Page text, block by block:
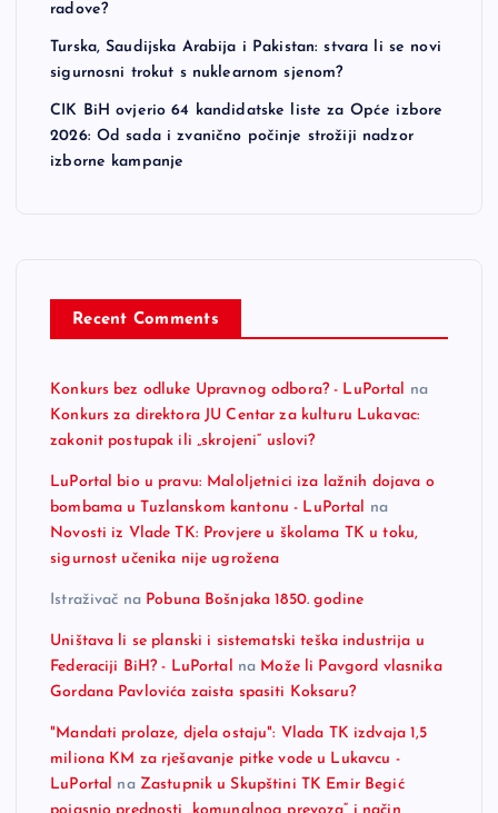
radove?
Turska, Saudijska Arabija i Pakistan: stvara li se novi
sigurnosni trokut s nuklearnom sjenom?
CIK BiH ovjerio 64 kandidatske liste za Opće izbore
2026: Od sada i zvanično počinje strožiji nadzor
izborne kampanje
Recent Comments
Konkurs bez odluke Upravnog odbora? - LuPortal
na
Konkurs za direktora JU Centar za kulturu Lukavac:
zakonit postupak ili „skrojeni“ uslovi?
LuPortal bio u pravu: Maloljetnici iza lažnih dojava o
bombama u Tuzlanskom kantonu - LuPortal
na
Novosti iz Vlade TK: Provjere u školama TK u toku,
sigurnost učenika nije ugrožena
Istraživač na Pobuna Bošnjaka 1850. godine
Uništava li se planski i sistematski teška industrija u
Federaciji BiH? - LuPortal
na Može li Pavgord vlasnika
Gordana Pavlovića zaista spasiti Koksaru?
"Mandati prolaze, djela ostaju": Vlada TK izdvaja 1,5
miliona KM za rješavanje pitke vode u Lukavcu -
LuPortal na Zastupnik u Skupštini TK Emir Begić